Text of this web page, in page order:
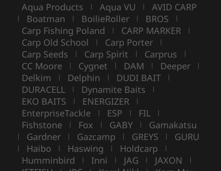
Aqua Products | Aqua VU | AVID CARP
| Boatman | BoilieRoller | BROS |
Carp Fishing Poland | CARP MARKER |
Carp Old School | Carp Porter |
Carp Seeds | Carp Spirit | Carprus |
CC Moore | Cygnet | DAM | Deeper |
Delkim | Delphin | DUDI BAIT |
DURACELL | Dynamite Baits |
EKO BAITS | ENERGIZER |
EnterpriseTackle | ESP | FIL |
Fishstone | Fox | GABY | Gamakatsu
| Gardner | Gazcamp | GREYS | GURU
| Haibo | Haswing | Holdcarp |
Humminbird | Inni | JAG | JAXON |